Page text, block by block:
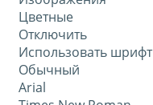
Цветные
Отключить
Использовать шрифт
Обычный
Arial